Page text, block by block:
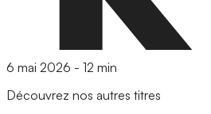
6 mai 2026 - 12 min
Découvrez nos autres titres